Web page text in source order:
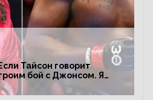
Тайсон говорит
бой с Джонсом. Я
драться с